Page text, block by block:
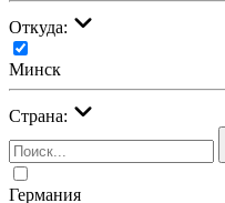
Откуда:
Минск
Страна:
Германия